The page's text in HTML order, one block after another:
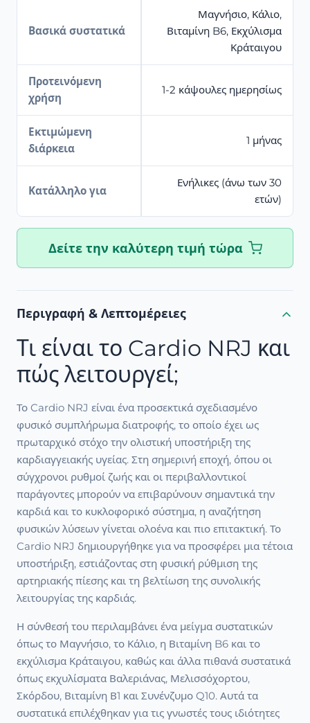
Βασικά συστατικά
Μαγνήσιο, Κάλιο,
Βιταμίνη B6, Εκχύλισμα
Κράταιγου
Προτεινόμενη
χρήση
1-2 κάψουλες ημερησίως
Εκτιμώμενη
διάρκεια
1 μήνας
Κατάλληλο για
Ενήλικες (άνω των 30
ετών)
Δείτε την καλύτερη τιμή τώρα
Περιγραφή & Λεπτομέρειες
Τι είναι το Cardio NRJ και
πώς λειτουργεί;
Το Cardio NRJ είναι ένα προσεκτικά σχεδιασμένο
φυσικό συμπλήρωμα διατροφής, το οποίο έχει ως
πρωταρχικό στόχο την ολιστική υποστήριξη της
καρδιαγγειακής υγείας. Στη σημερινή εποχή, όπου οι
σύγχρονοι ρυθμοί ζωής και οι περιβαλλοντικοί
παράγοντες μπορούν να επιβαρύνουν σημαντικά την
καρδιά και το κυκλοφορικό σύστημα, η αναζήτηση
φυσικών λύσεων γίνεται ολοένα και πιο επιτακτική. Το
Cardio NRJ δημιουργήθηκε για να προσφέρει μια τέτοια
υποστήριξη, εστιάζοντας στη φυσική ρύθμιση της
αρτηριακής πίεσης και τη βελτίωση της συνολικής
λειτουργίας της καρδιάς.
Η σύνθεσή του περιλαμβάνει ένα μείγμα συστατικών
όπως το Μαγνήσιο, το Κάλιο, η Βιταμίνη B6 και το
εκχύλισμα Κράταιγου, καθώς και άλλα πιθανά συστατικά
όπως εκχυλίσματα Βαλεριάνας, Μελισσόχορτου,
Σκόρδου, Βιταμίνη Β1 και Συνένζυμο Q10. Αυτά τα
συστατικά επιλέχθηκαν για τις γνωστές τους ιδιότητες